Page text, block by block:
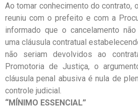
Ao tomar conhecimento do contrato,
reuniu com o prefeito e com a
informado que o cancelamento
uma cláusula contratual
não seriam devolvidos ao
Promotoria de Justiça, o
cláusula penal abusiva é nula de
controle judicial.
“MÍNIMO ESSENCIAL”